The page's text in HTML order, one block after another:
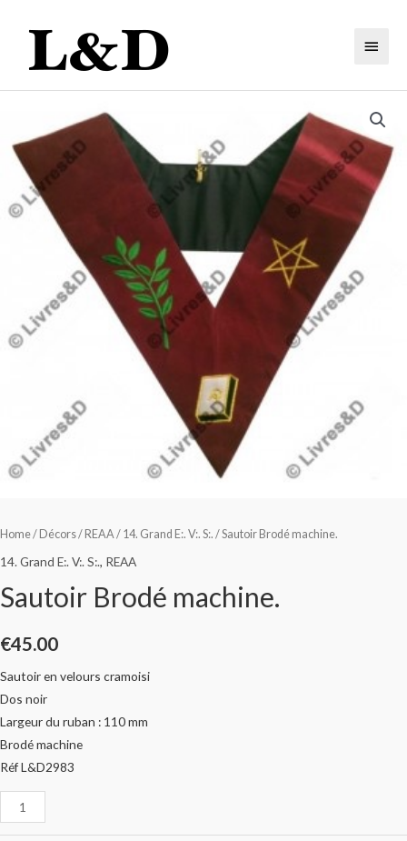
Home/ Décors/ REAA / 14. Grand E:. V:. S:. / Sautoir Brodé machine.
14. Grand E:. V:. S:., REAA
Sautoir Brodé machine.
€45.00
Sautoir en velours cramoisi
Dos noir
Largeur du ruban : 110 mm
Brodé machine
Réf L&D2983